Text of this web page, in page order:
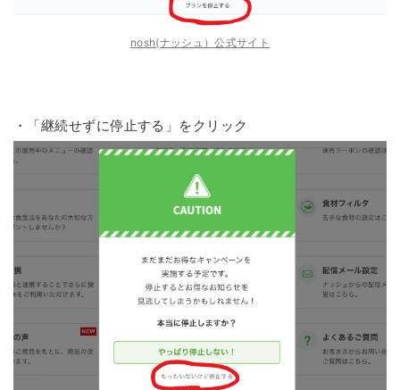
nosh(ナッシュ）公式サイト
・「継続せずに停止する」をクリック